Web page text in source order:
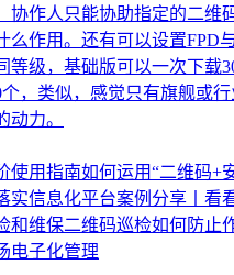
协作人只能协助指定的二维
么作用。还有可以设置FPD
等级，基础版可以一次下载
，类似，感觉只有旗舰或
动力。
使用指南如何运用“二维码+
实信息化平台案例分享丨看
和维保二维码巡检如何防止
电子化管理